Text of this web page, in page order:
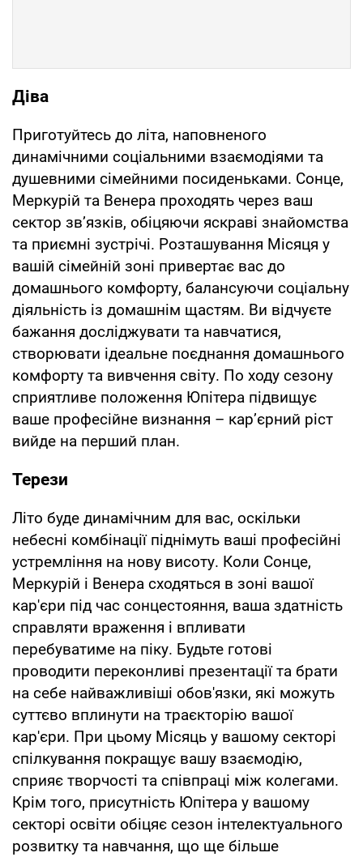
Діва
Приготуйтесь до літа, наповненого
динамічними соціальними взаємодіями та
душевними сімейними посиденьками. Сонце,
Меркурій та Венера проходять через ваш
сектор зв’язків, обіцяючи яскраві знайомства
та приємні зустрічі. Розташування Місяця у
вашій сімейній зоні привертає вас до
домашнього комфорту, балансуючи соціальну
діяльність із домашнім щастям. Ви відчуєте
бажання досліджувати та навчатися,
створювати ідеальне поєднання домашнього
комфорту та вивчення світу. По ходу сезону
сприятливе положення Юпітера підвищує
ваше професійне визнання – кар’єрний ріст
вийде на перший план.
Терези
Літо буде динамічним для вас, оскільки
небесні комбінації піднімуть ваші професійні
устремління на нову висоту. Коли Сонце,
Меркурій і Венера сходяться в зоні вашої
кар'єри під час сонцестояння, ваша здатність
справляти враження і впливати
перебуватиме на піку. Будьте готові
проводити переконливі презентації та брати
на себе найважливіші обов'язки, які можуть
суттєво вплинути на траєкторію вашої
кар'єри. При цьому Місяць у вашому секторі
спілкування покращує вашу взаємодію,
сприяє творчості та співпраці між колегами.
Крім того, присутність Юпітера у вашому
секторі освіти обіцяє сезон інтелектуального
розвитку та навчання, що ще більше